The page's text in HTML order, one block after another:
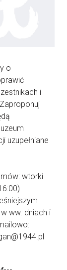
o
i
uzupełniane
wtorki
ww. dniach i